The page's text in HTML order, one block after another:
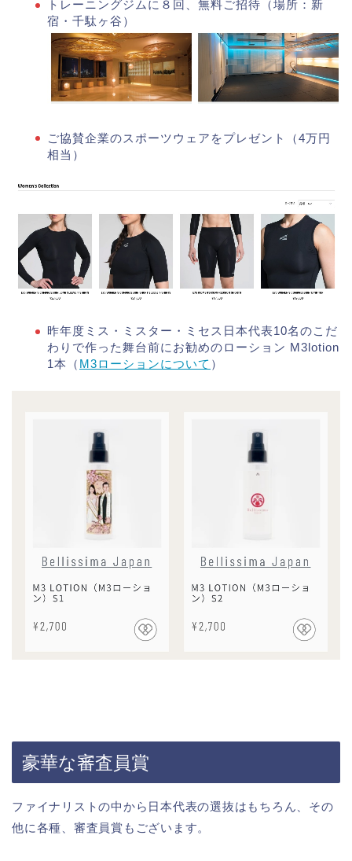
トレーニングジムに８回、無料ご招待（場所：新
宿・千駄ヶ谷）
ご協賛企業のスポーツウェアをプレゼント（4万円
相当）
昨年度ミス・ミスター・ミセス日本代表10名のこだ
わりで作った舞台前にお勧めのローション M3lotion
1本（ M3ローションについて ）
豪華な審査員賞
ファイナリストの中から日本代表の選抜はもちろん、その
他に各種、審査員賞もございます。